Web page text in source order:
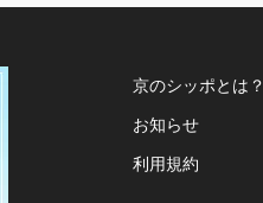
京のシッポとは？
お知らせ
利用規約